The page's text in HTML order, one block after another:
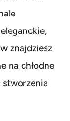
znajdziesz
na chłodne